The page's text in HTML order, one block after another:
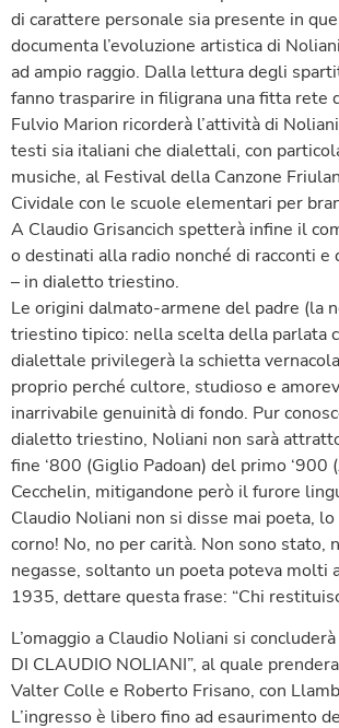
di carattere personale sia presente in
documenta l’evoluzione artistica di
ad ampio raggio. Dalla lettura degli
fanno trasparire in filigrana una fitta rete
Fulvio Marion ricorderà l’attività di
testi sia italiani che dialettali, con
musiche, al Festival della Canzone
Cividale con le scuole elementari per
A Claudio Grisancich spetterà infine il
o destinati alla radio nonché di racconti
– in dialetto triestino.
Le origini dalmato-armene del padre (la
triestino tipico: nella scelta della parlata
dialettale privilegerà la schietta
proprio perché cultore, studioso e
inarrivabile genuinità di fondo. Pur
dialetto triestino, Noliani non sarà
fine ‘800 (Giglio Padoan) del primo
Cecchelin, mitigandone però il furore
Claudio Noliani non si disse mai poeta,
corno! No, no per carità. Non sono stato,
negasse, soltanto un poeta poteva molti
1935, dettare questa frase: “Chi
L’omaggio a Claudio Noliani si
DI CLAUDIO NOLIANI”, al quale
Valter Colle e Roberto Frisano, con
L’ingresso è libero fino ad esaurimento